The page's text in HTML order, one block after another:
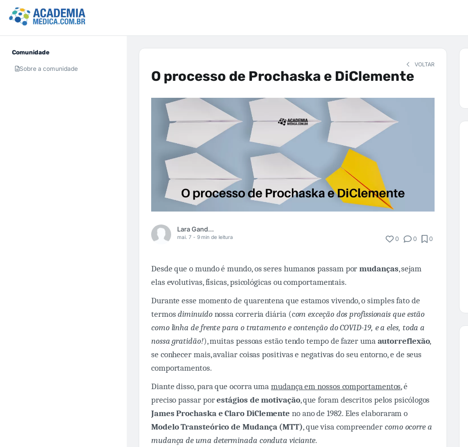
Comunidade
Sobre a comunidade
VOLTAR
O processo de Prochaska e DiClemente
Lara Gandolfo
mai. 7 - 9 min de leitura 0 0 0
Desde que o mundo é mundo, os seres humanos passam pormudanças, sejam
elas evolutivas, físicas, psicológicas ou comportamentais.
Durante esse momento de quarentena que estamos vivendo, o simples fato de
termosdiminuído nossa correria diária (com exceção dos profissionais que estão
como linha de frente para o tratamento e contenção do COVID-19, e a eles, toda a
nossa gratidão!), muitas pessoas estão tendo tempo de fazer uma autorreflexão,
se conhecer mais, avaliar coisas positivas e negativas do seu entorno, e de seus
comportamentos.
Diante disso, para que ocorra umamudança em nossos comportamentos, é
preciso passar porestágios de motivação, que foram descritos pelos psicólogos
James Prochaska e Claro DiClementeno ano de 1982. Eles elaboraram o
Modelo Transteórico de Mudança (MTT), que visa compreender como ocorre a
mudança de uma determinada conduta viciante.